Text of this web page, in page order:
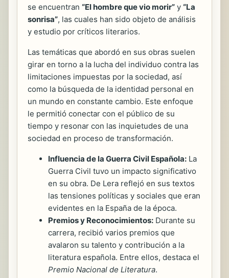
se encuentran “El hombre que vio morir” y “La
sonrisa”, las cuales han sido objeto de análisis
y estudio por críticos literarios.
Las temáticas que abordó en sus obras suelen
girar en torno a la lucha del individuo contra las
limitaciones impuestas por la sociedad, así
como la búsqueda de la identidad personal en
un mundo en constante cambio. Este enfoque
le permitió conectar con el público de su
tiempo y resonar con las inquietudes de una
sociedad en proceso de transformación.
Influencia de la Guerra Civil Española: La
Guerra Civil tuvo un impacto significativo
en su obra. De Lera reflejó en sus textos
las tensiones políticas y sociales que eran
evidentes en la España de la época.
Premios y Reconocimientos: Durante su
carrera, recibió varios premios que
avalaron su talento y contribución a la
literatura española. Entre ellos, destaca el
Premio Nacional de Literatura.